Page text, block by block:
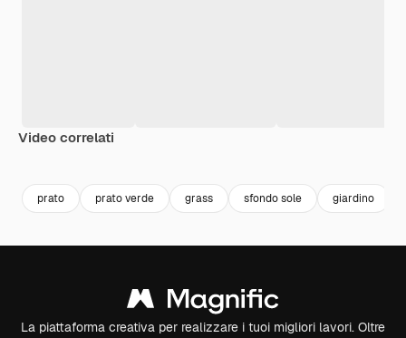
Video correlati
prato prato verde grass sfondo sole giardino
La piattaforma creativa per realizzare i tuoi migliori lavori. Oltre